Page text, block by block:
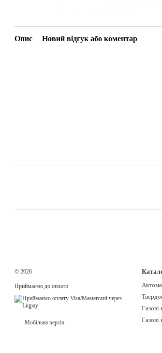
Опис Новий відгук або коментар
© 2026
Приймаємо до оплати
Мобільна версія
Газові
Газові